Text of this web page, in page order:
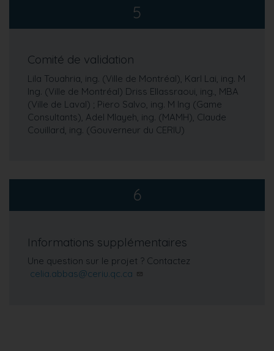
5
Comité de validation
Lila Touahria, ing. (Ville de Montréal), Karl Lai, ing. M
Ing. (Ville de Montréal) Driss Ellassraoui, ing., MBA
(Ville de Laval) ; Piero Salvo, ing. M Ing (Game
Consultants), Adel Mlayeh, ing. (MAMH), Claude
Couillard, ing. (Gouverneur du CERIU)
6
Informations supplémentaires
Une question sur le projet ? Contactez
celia.abbas@ceriu.qc.ca